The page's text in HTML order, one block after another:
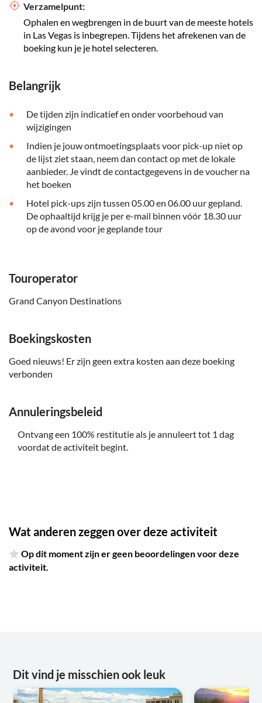
Verzamelpunt:
Ophalen en wegbrengen in de buurt van de meeste hotels
in Las Vegas is inbegrepen. Tijdens het afrekenen van de
boeking kun je je hotel selecteren.
Belangrijk
De tijden zijn indicatief en onder voorbehoud van
wijzigingen
Indien je jouw ontmoetingsplaats voor pick-up niet op
de lijst ziet staan, neem dan contact op met de lokale
aanbieder. Je vindt de contactgegevens in de voucher na
het boeken
Hotel pick-ups zijn tussen 05.00 en 06.00 uur gepland.
De ophaaltijd krijg je per e-mail binnen vóór 18.30 uur
op de avond voor je geplande tour
Touroperator
Grand Canyon Destinations
Boekingskosten
Goed nieuws! Er zijn geen extra kosten aan deze boeking
verbonden
Annuleringsbeleid
Ontvang een 100% restitutie als je annuleert tot 1 dag
voordat de activiteit begint.
Wat anderen zeggen over deze activiteit
Op dit moment zijn er geen beoordelingen voor deze
activiteit.
Dit vind je misschien ook leuk